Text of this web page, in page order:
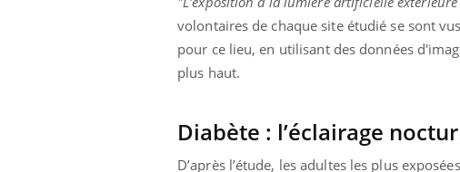
volontaires de chaque site étudié se sont
pour ce lieu, en utilisant des données
plus haut.
Diabète : l’éclairage
D’après l’étude, les adultes les plus